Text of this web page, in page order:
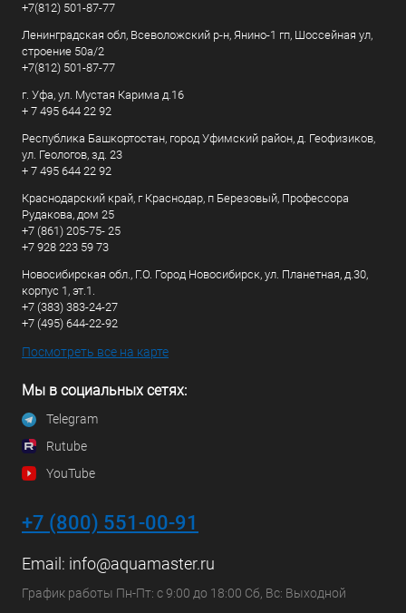
+7(812) 501-87-77
Ленинградская обл, Всеволожский р-н, Янино-1 гп, Шоссейная ул,
строение 50а/2
+7(812) 501-87-77
г. Уфа, ул. Мустая Карима д.16
+ 7 495 644 22 92
Республика Башкортостан, город Уфимский район, д. Геофизиков,
ул. Геологов, зд. 23
+ 7 495 644 22 92
Краснодарский край, г Краснодар, п Березовый, Профессора
Рудакова, дом 25
+7 (861) 205-75- 25
+7 928 223 59 73
Новосибирская обл., Г.О. Город Новосибирск, ул. Планетная, д.30,
корпус 1, эт.1.
+7 (383) 383-24-27
+7 (495) 644-22-92
Посмотреть все на карте
Мы в социальных сетях:
Telegram
Rutube
YouTube
+7 (800) 551-00-91
Email: info@aquamaster.ru
График работы Пн-Пт: с 9:00 до 18:00 Сб, Вс: Выходной